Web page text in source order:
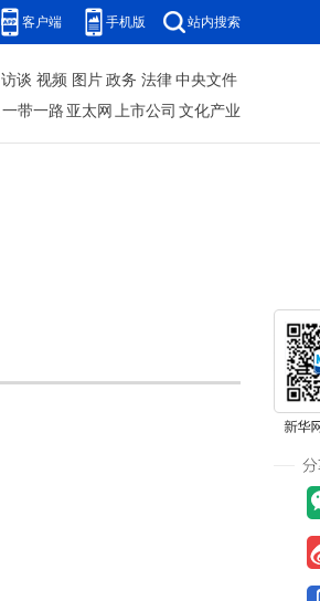
客户端 手机版 站内搜索
访谈 视频 图片 政务 法律 中央文件
一带一路 亚太网 上市公司 文化产业